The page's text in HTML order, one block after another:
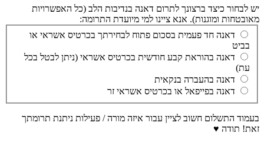
יש לבחור כיצד ברצונך לתרום דאנה בנדיבות הלב (כל האפשרויות
מאובטחות ומוגנות). אנא ציינו למי מיועדת התרומה:
דאנה חד פעמית בסכום פתוח לבחירתך בכרטיס אשראי או
בביט
דאנה בהוראת קבע חודשית בכרטיס אשראי (ניתן לבטל בכל
עת)
דאנה בהעברה בנקאית
דאנה בפייפאל או בכרטיס אשראי זר
בעמוד התשלום חשוב לציין עבור איזה מורה / פעילות ניתנת תרומתך
זאת! תודה ♥